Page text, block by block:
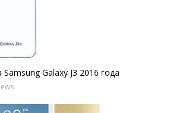
Galaxy J3 2016 года